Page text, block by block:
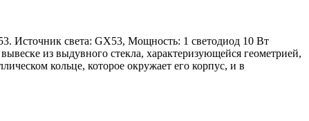
Источник света: GX53, Мощность: 1 светодиод 10 Вт
из выдувного стекла, характеризующейся геометрией,
кольце, которое окружает его корпус, и в